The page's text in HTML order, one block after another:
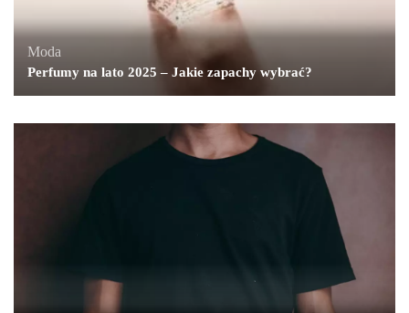
Moda
Perfumy na lato 2025 – Jakie zapachy wybrać?